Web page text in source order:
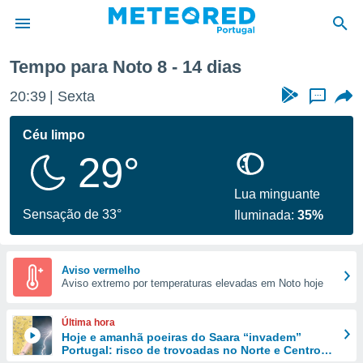
da
foi
fornecidas
a este
das
e
forma
digital
Tempo para Noto 8 - 14 dias
20:39 Sexta ...
Céu limpo
29°
Sensação de 33°
Lua minguante
Iluminada:35%
Aviso vermelho
Aviso extremo por temperaturas elevadas em Noto hoje
Última hora
Hoje e amanhã poeiras do Saara “invadem”
Portugal: risco de trovoadas no Norte e Centro